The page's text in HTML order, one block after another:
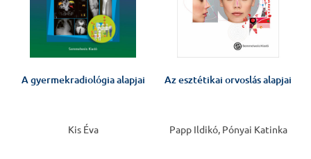
A gyermekradiológia alapjai
Kis Éva
Az esztétikai orvoslás alapjai
Papp Ildikó, Pónyai Katinka